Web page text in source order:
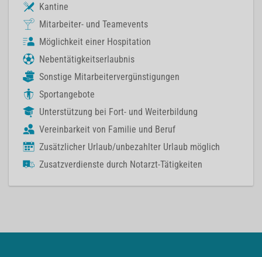
Kantine
Mitarbeiter- und Teamevents
Möglichkeit einer Hospitation
Nebentätigkeitserlaubnis
Sonstige Mitarbeitervergünstigungen
Sportangebote
Unterstützung bei Fort- und Weiterbildung
Vereinbarkeit von Familie und Beruf
Zusätzlicher Urlaub/unbezahlter Urlaub möglich
Zusatzverdienste durch Notarzt-Tätigkeiten